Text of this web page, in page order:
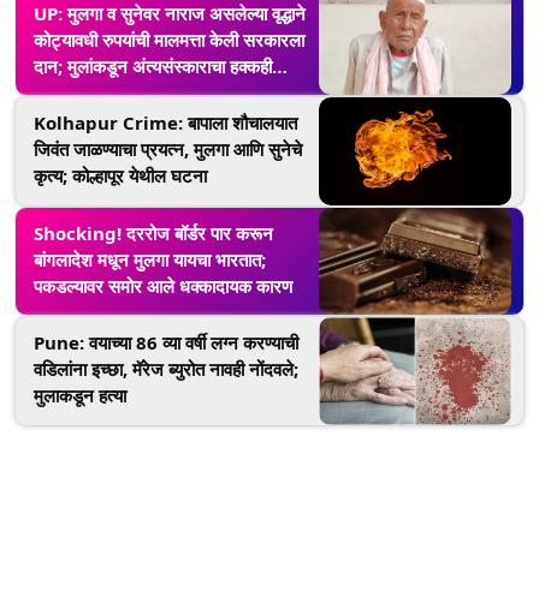
UP: मुलगा व सुनेवर नाराज असलेल्या वृद्धाने
कोट्यावधी रुपयांची मालमत्ता केली सरकारला
दान; मुलांकडून अंत्यसंस्काराचा हक्कही
काढून घेतला
Kolhapur Crime: बापाला शौचालयात
जिवंत जाळण्याचा प्रयत्न, मुलगा आणि सुनेचे
कृत्य; कोल्हापूर येथील घटना
Shocking! दररोज बॉर्डर पार करून
बांगलादेश मधून मुलगा यायचा भारतात;
पकडल्यावर समोर आले धक्कादायक कारण
Pune: वयाच्या 86 व्या वर्षी लग्न करण्याची
वडिलांना इच्छा, मॅरेज ब्युरोत नावही नोंदवले;
मुलाकडून हत्या